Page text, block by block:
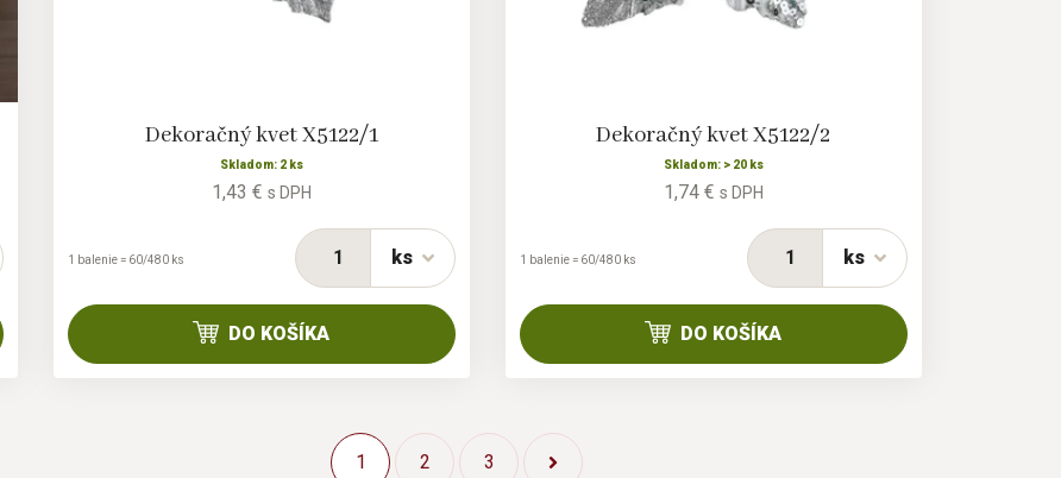
Dekoračný kvet X5122/1
Skladom: 2 ks
1,43 € s DPH
ks
1 balenie = 60/480 ks
DO KOŠÍKA
Dekoračný kvet X5122/2
Skladom: > 20 ks
1,74 € s DPH
ks
1 balenie = 60/480 ks
DO KOŠÍKA
1 2 3